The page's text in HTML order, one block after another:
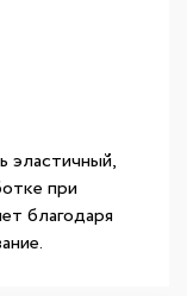
эластичный,
при
благодаря